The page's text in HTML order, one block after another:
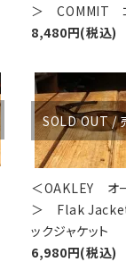
＞ COMMIT
8,480円(税込)
SOLD OUT /
＜OAKLEY オ
＞ Flak
ックジャケット
6,980円(税込)